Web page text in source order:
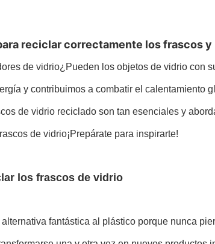
reciclar correctamente los frascos
de vidrio¿Pueden los objetos de vidrio con
y contribuimos a combatir el calentamiento
de vidrio reciclado son tan esenciales y
de vidrio¡Prepárate para inspirarte!
los frascos de vidrio
fantástica al plástico porque nunca